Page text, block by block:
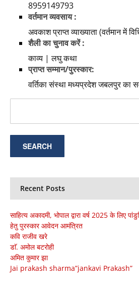
8959149793
वर्तमान व्यवसाय :
अवकाश प्राप्त व्याख्याता (वर्तमान में
शैली का चुनाव करें :
काव्य | लघु कथा
प्राप्त सम्मान/पुरस्कार:
वर्तिका संस्था मध्यप्रदेश जबलपुर का
Recent Posts
साहित्य अकादमी, भोपाल द्वारा वर्ष 2025 के लिए
हेतु पुरस्कार आवेदन आमंत्रित
कवि राजीव खरे
डाॅ. अमोल बटरोही
अमित कुमार झा
Jai prakash sharma”jankavi Prakash”